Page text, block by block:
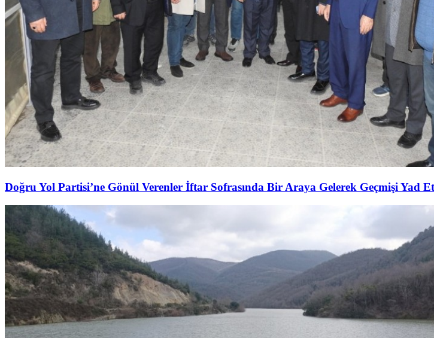
Doğru Yol Partisi’ne Gönül Verenler İftar Sofrasında Bir Araya Gelerek Geçmişi Yad